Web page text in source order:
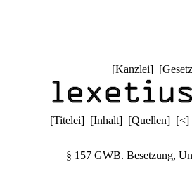
[Kanzlei] [
[Titelei] [Inhalt] [Quellen] [<]
§ 157 GWB. Besetzung,